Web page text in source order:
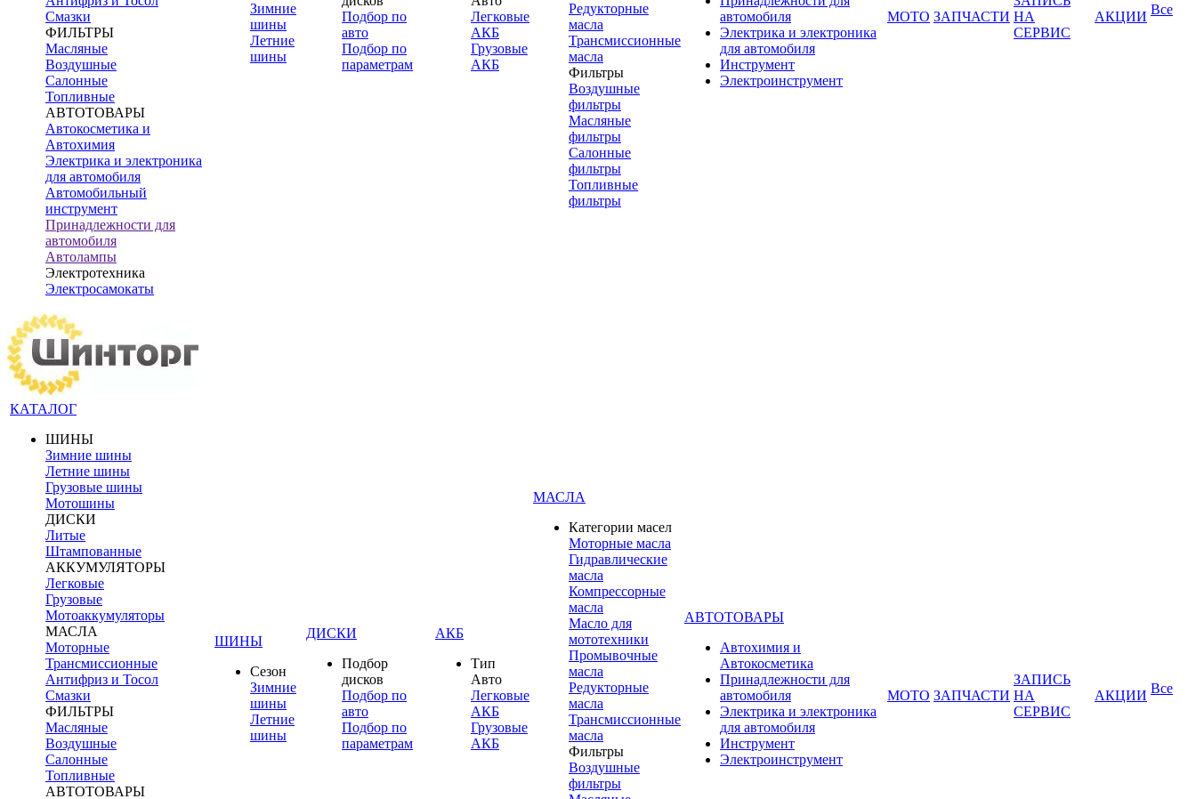
Смазки
ФИЛЬТРЫ
Масляные
Воздушные
Салонные
Топливные
АВТОТОВАРЫ
Автокосметика и
Автохимия
Электрика и электроника
для автомобиля
Автомобильный
инструмент
Принадлежности для
автомобиля
Автолампы
Электротехника
Электросамокаты
Зимние
шины
Летние
шины
Подбор по
авто
Подбор по
параметрам
Легковые
АКБ
Грузовые
АКБ
Редукторные
масла
Трансмиссионные
масла
Фильтры
Воздушные
фильтры
Масляные
фильтры
Салонные
фильтры
Топливные
фильтры
автомобиля
Электрика и электроника
для автомобиля
Инструмент
Электроинструмент
МОТО ЗАПЧАСТИ НА
СЕРВИС
АКЦИИ Все
КАТАЛОГ
ШИНЫ
Зимние шины
Летние шины
Грузовые шины
Мотошины
ДИСКИ
Литые
Штампованные
АККУМУЛЯТОРЫ
Легковые
Грузовые
Мотоаккумуляторы
МАСЛА
Моторные
Трансмиссионные
Антифриз и Тосол
Смазки
ФИЛЬТРЫ
Масляные
Воздушные
Салонные
Топливные
АВТОТОВАРЫ
ШИНЫ
Сезон
Зимние
шины
Летние
шины
ДИСКИ
Подбор
дисков
Подбор по
авто
Подбор по
параметрам
АКБ
Тип
Авто
Легковые
АКБ
Грузовые
АКБ
МАСЛА
Категории масел
Моторные масла
Гидравлические
масла
Компрессорные
масла
Масло для
мототехники
Промывочные
масла
Редукторные
масла
Трансмиссионные
масла
Фильтры
Воздушные
фильтры
АВТОТОВАРЫ
Автохимия и
Автокосметика
Принадлежности для
автомобиля
Электрика и электроника
для автомобиля
Инструмент
Электроинструмент
МОТО ЗАПЧАСТИ
ЗАПИСЬ
НА
СЕРВИС
АКЦИИ Все